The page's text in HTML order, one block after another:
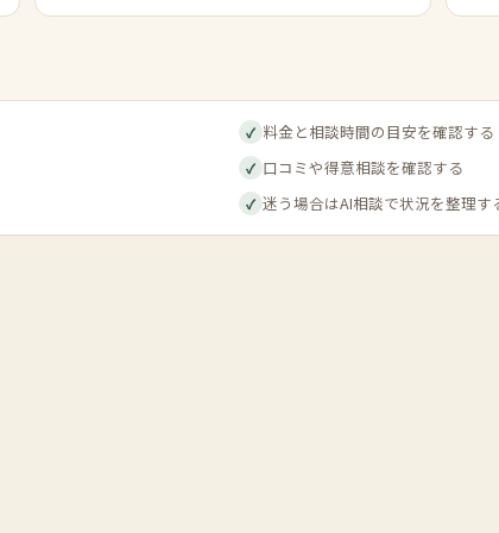
✓ 料金と相談時間の目安を確認する
✓ 口コミや得意相談を確認する
✓ 迷う場合はAI相談で状況を整理す